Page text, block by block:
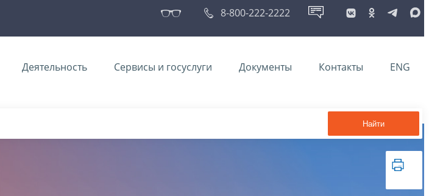
8-800-222-2222
Деятельность Сервисы и госуслуги Документы Контакты ENG
Найти